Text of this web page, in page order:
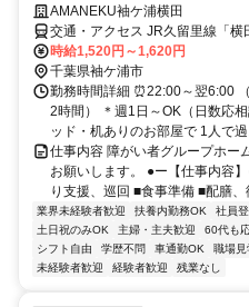
AMANEKU袖ケ浦横田
交通・アクセス JR久留里線「横
時給1,520円～1,620円
千葉県袖ケ浦市
勤務時間詳細 ⏰22:00～翌6:00
2時間） ＊週1日～OK（日数応
ッド・机ありのお部屋で 1人で
仕事内容 障がい者グループホー
お願いします。 ●ー【仕事内容
り支援、巡回 ■食事準備 ■配膳
業界未経験者歓迎 扶養内勤務OK 社員
土日祝のみOK
主婦・主夫歓迎 60代も
シフト自由
学歴不問 車通勤OK 職場見
未経験者歓迎
経験者歓迎 残業なし